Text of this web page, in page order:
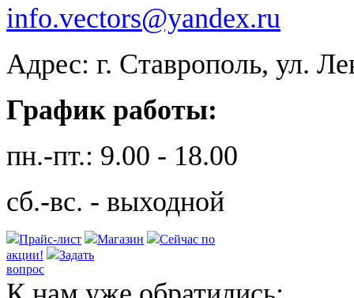
info.vectors@yandex.ru
Адрес: г. Ставрополь, ул.
График работы:
пн.-пт.: 9.00 - 18.00
сб.-вс. - выходной
Прайс-лист Магазин
Сейчас по
акции!
Задать
вопрос